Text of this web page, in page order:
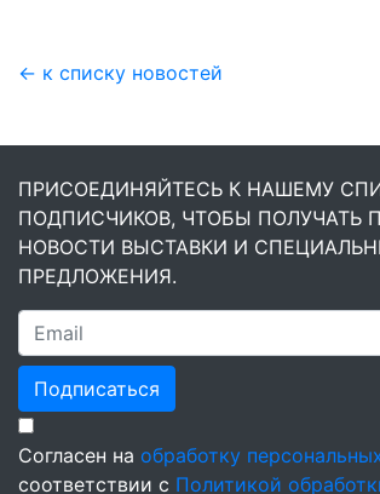
← к списку новостей
ПРИСОЕДИНЯЙТЕСЬ К НАШЕМУ
ПОДПИСЧИКОВ, ЧТОБЫ ПОЛУЧАТЬ
НОВОСТИ ВЫСТАВКИ И
ПРЕДЛОЖЕНИЯ.
Подписаться
Согласен на обработку
соответствии с Политикой